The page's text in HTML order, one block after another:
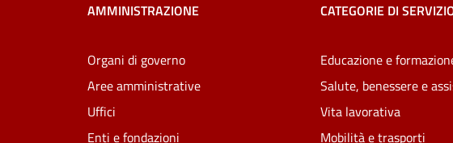
AMMINISTRAZIONE
Organi di governo
Aree amministrative
Uffici
Enti e fondazioni
CATEGORIE DI
Educazione e
Salute, benessere e
Vita lavorativa
Mobilità e trasporti